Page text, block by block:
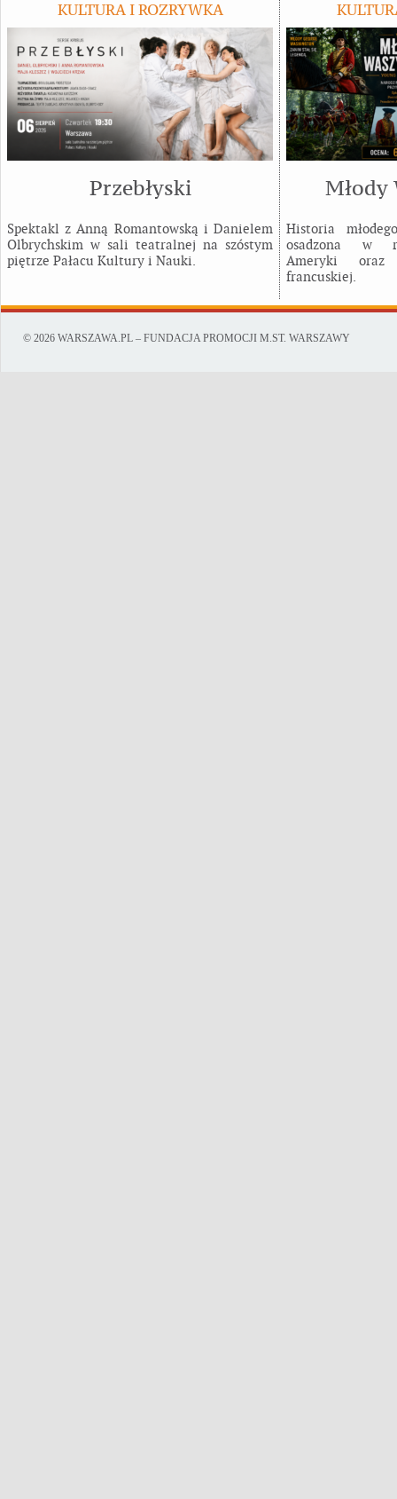
KULTURA I ROZRYWKA
Przebłyski
Spektakl z Anną Romantowską i Danielem
Olbrychskim w sali teatralnej na szóstym
piętrze Pałacu Kultury i Nauki.
Młody
Historia
osadzona w
Ameryki oraz
francuskiej.
© 2026 WARSZAWA.PL – FUNDACJA PROMOCJI M.ST. WARSZAWY